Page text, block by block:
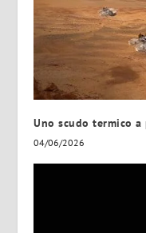
Uno scudo termico
04/06/2026